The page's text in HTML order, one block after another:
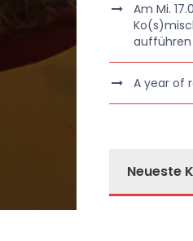
Am Mi.
aufführen
A year of
Neueste